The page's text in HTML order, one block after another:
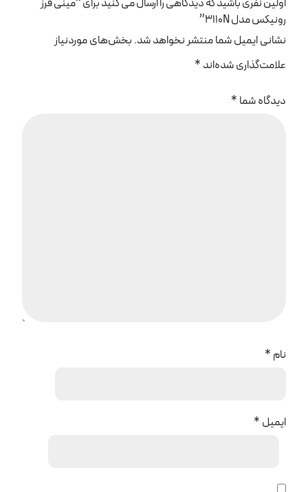
رونیکس مدل 3110N”
نشانی ایمیل شما منتشر نخواهد شد. بخش‌های موردنیاز
علامت‌گذاری شده‌اند *
دیدگاه شما *
نام *
ایمیل *